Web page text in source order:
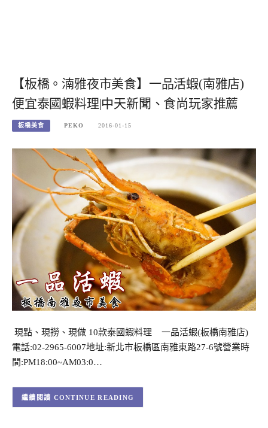
【板橋。湳雅夜市美食】一品活蝦(南雅店)
便宜泰國蝦料理|中天新聞、食尚玩家推薦
板橋美食 PEKO 2016-01-15
現點、現撈、現做 10款泰國蝦料理 一品活蝦(板橋南雅店)
電話:02-2965-6007地址:新北市板橋區南雅東路27-6號營業時
間:PM18:00~AM03:0…
CONTINUE READING